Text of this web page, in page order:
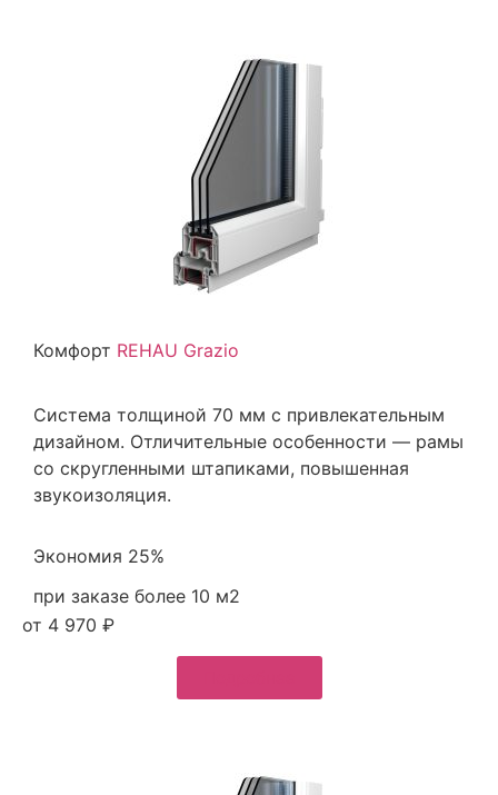
Комфорт REHAU Grazio
Система толщиной 70 мм с привлекательным
дизайном. Отличительные особенности — рамы
со скругленными штапиками, повышенная
звукоизоляция.
Экономия 25%
при заказе более 10 м2
от 4 970 ₽